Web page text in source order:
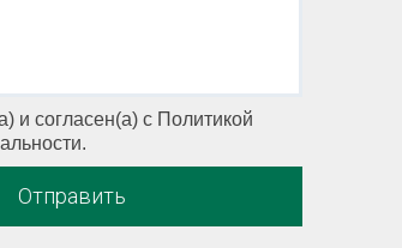
и согласен(а) с Политикой
Отправить